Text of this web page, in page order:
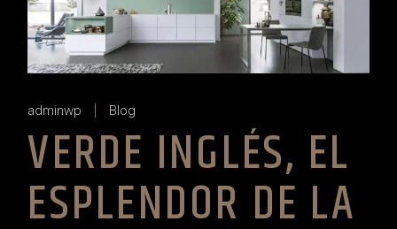
adminwp Blog
VERDE INGLÉS, EL
ESPLENDOR DE LA